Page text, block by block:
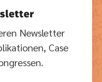
Newsletter
Case